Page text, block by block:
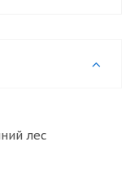
лес